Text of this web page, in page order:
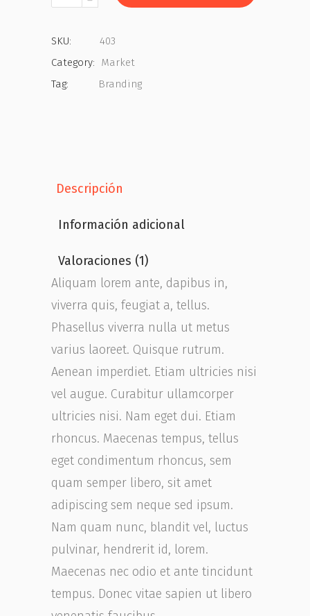
SKU:
403
Category:
Market
Tag:
Branding
Descripción
Información adicional
Valoraciones (1)
Aliquam lorem ante, dapibus in,
viverra quis, feugiat a, tellus.
Phasellus viverra nulla ut metus
varius laoreet. Quisque rutrum.
Aenean imperdiet. Etiam ultricies nisi
vel augue. Curabitur ullamcorper
ultricies nisi. Nam eget dui. Etiam
rhoncus. Maecenas tempus, tellus
eget condimentum rhoncus, sem
quam semper libero, sit amet
adipiscing sem neque sed ipsum.
Nam quam nunc, blandit vel, luctus
pulvinar, hendrerit id, lorem.
Maecenas nec odio et ante tincidunt
tempus. Donec vitae sapien ut libero